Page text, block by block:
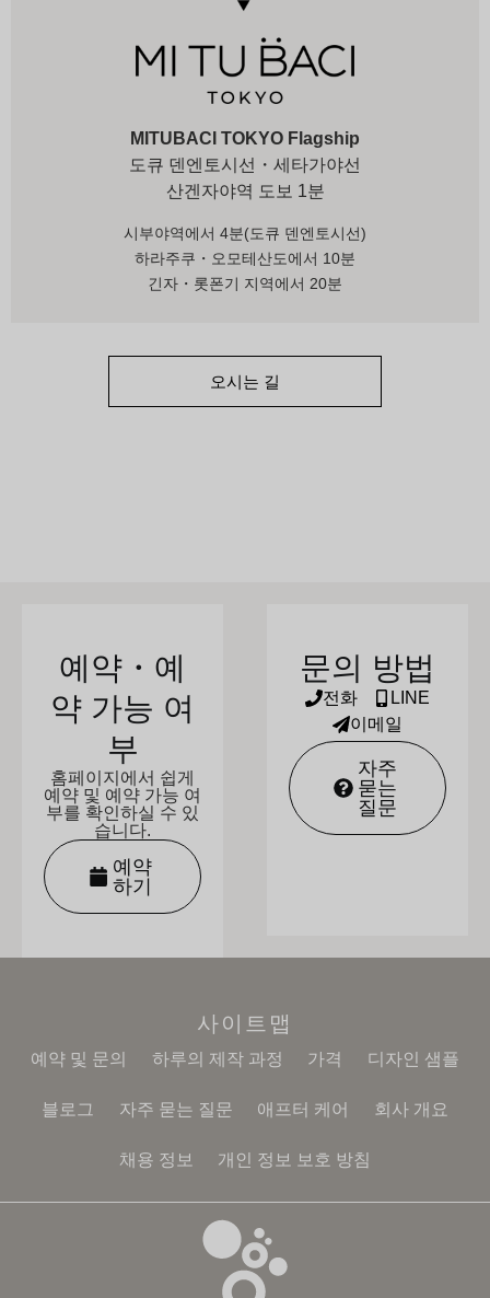
MITUBACI TOKYO Flagship
도큐 덴엔토시선・세타가야선
산겐자야역 도보 1분
시부야역에서 4분(도큐 덴엔토시선)
하라주쿠・오모테산도에서 10분
긴자・롯폰기 지역에서 20분
오시는 길
예약・예
약 가능 여
부
홈페이지에서 쉽게
예약 및 예약 가능 여
부를 확인하실 수 있
습니다.
예약
하기
문의 방법
전화
LINE
이메일
자주
묻는
질문
사이트맵
예약 및 문의 하루의 제작 과정 가격 디자인 샘플
블로그 자주 묻는 질문 애프터 케어 회사 개요
채용 정보 개인 정보 보호 방침